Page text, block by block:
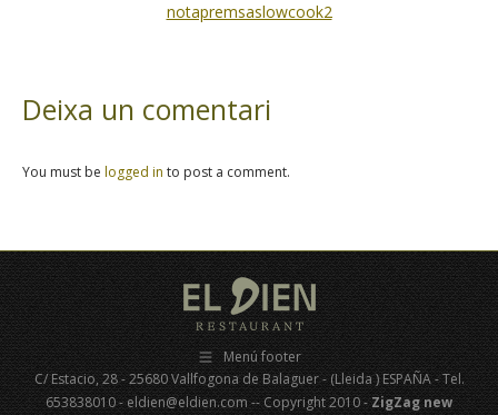
notapremsaslowcook2
Deixa un comentari
You must be logged in to post a comment.
Menú footer
C/ Estacio, 28 - 25680 Vallfogona de Balaguer - (Lleida ) ESPAÑA - Tel.
653838010 - eldien@eldien.com -- Copyright 2010 -ZigZag new